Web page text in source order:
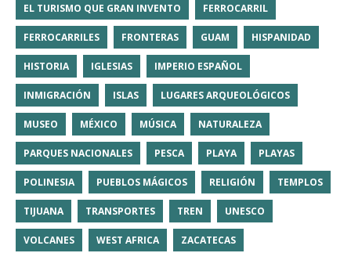
EL TURISMO QUE GRAN INVENTO FERROCARRIL
FERROCARRILES FRONTERAS GUAM HISPANIDAD
HISTORIA IGLESIAS IMPERIO ESPAÑOL
INMIGRACIÓN ISLAS LUGARES ARQUEOLÓGICOS
MUSEO MÉXICO MÚSICA NATURALEZA
PARQUES NACIONALES PESCA PLAYA PLAYAS
POLINESIA PUEBLOS MÁGICOS RELIGIÓN TEMPLOS
TIJUANA TRANSPORTES TREN UNESCO
VOLCANES WEST AFRICA ZACATECAS